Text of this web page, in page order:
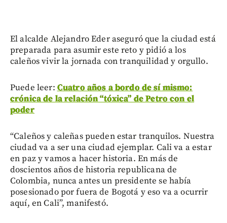
El alcalde Alejandro Eder aseguró que la ciudad está
preparada para asumir este reto y pidió a los
caleños vivir la jornada con tranquilidad y orgullo.
Puede leer: Cuatro años a bordo de sí mismo:
crónica de la relación “tóxica” de Petro con el
poder
“Caleños y caleñas pueden estar tranquilos. Nuestra
ciudad va a ser una ciudad ejemplar. Cali va a estar
en paz y vamos a hacer historia. En más de
doscientos años de historia republicana de
Colombia, nunca antes un presidente se había
posesionado por fuera de Bogotá y eso va a ocurrir
aquí, en Cali”, manifestó.